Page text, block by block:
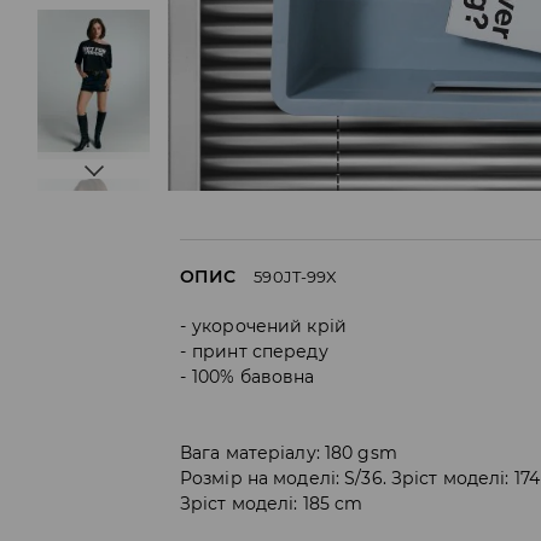
ОПИС 590JT-99X
укорочений крій
принт спереду
100% бавовна
Вага матеріалу: 180 gsm
Розмір на моделі: S/36. Зріст моделі:
Зріст моделі: 185 cm